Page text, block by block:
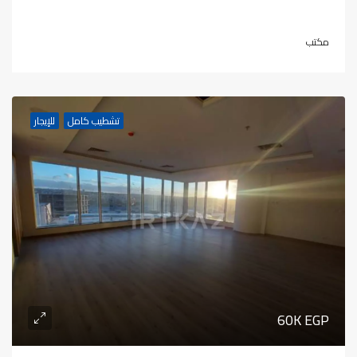
مكتب
تشطيب كامل للإيجار
60K EGP